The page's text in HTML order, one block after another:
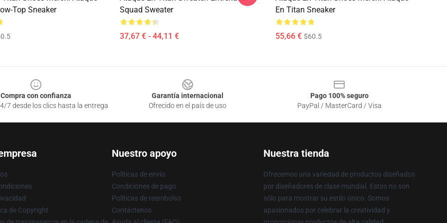
Top Sneaker
Squad Sweater
37,67 € - 44,11 €
En Titan Sneaker
55,66 € $60.5
Compra con confianza
7 desde los clics hasta la entrega
Garantía internacional
Ofrecido en el país de uso
Pago 100% seguro
PayPal / MasterCard / Visa
de Copyright
Nuestro apoyo
Políticas de envío
Condiciones de pago
Políticas de reembolso
Contáctenos
Nuestra tienda
Ofrecemos una variedad de productos diseñados
por diseñadores de clase mundial. Estos no son
sólo para mostrar su estilo único. Somos
apasionados por celebrar la creatividad y